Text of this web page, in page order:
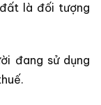
là đối tượng
đang sử dụng